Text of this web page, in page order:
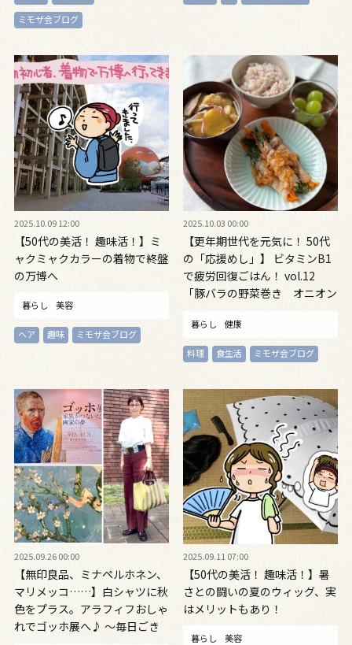
ミモザ会ブログ
2025.10.09 12:00
【50代の美活！ 趣味活！】ミ
ャクミャクカラーの着物で終盤
の万博へ
暮らし 美容
ヘア 趣味 ミモザ会ブログ
2025.10.03 00:00
【更年期世代を元気に！ 50代
の「応援めし」】 ビタミンB1
で疲労回復ごはん！ vol.12
「豚バラの野菜巻き オニオン
のみそ汁」
暮らし 健康
料理 食生活 ミモザ会ブログ
2025.09.26 00:00
【無印良品、ミナペルホネン、
マリメッコ……】白シャツに秋
色をプラス。アラフィフおしゃ
れでゴッホ展へ♪ ～毎日ごき
2025.09.11 07:00
【50代の美活！ 趣味活！】暑
さとの闘いの夏のウィッグ、実
はメリットもあり！
暮らし 美容